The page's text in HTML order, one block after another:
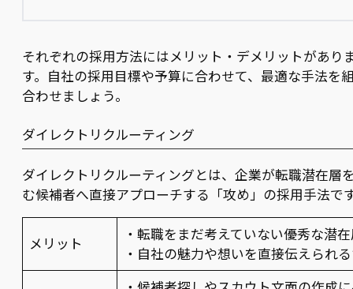
それぞれの採用方法にはメリット・デメリットがあり
す。自社の採用目標や予算に合わせて、最適な手法を
合わせましょう。
ダイレクトリクルーティング
ダイレクトリクルーティングとは、企業が転職潜在層
む候補者へ直接アプローチする「攻め」の採用手法で
メリット
・転職をまだ考えていない優秀な潜
・自社の魅力や想いを直接伝えられ